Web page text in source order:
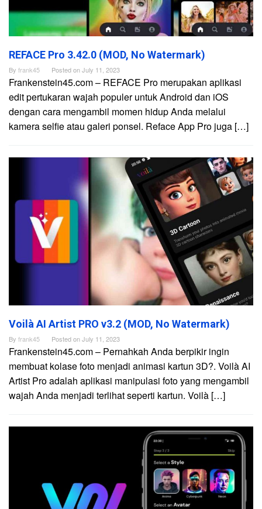
REFACE Pro 3.42.0 (MOD, No Watermark)
By frank45 Posted onJuly 11, 2023
Frankenstein45.com – REFACE Pro merupakan aplikasi
edit pertukaran wajah populer untuk Android dan iOS
dengan cara mengambil momen hidup Anda melalui
kamera selfie atau galeri ponsel. Reface App Pro juga […]
Voilà AI Artist PRO v3.2 (MOD, No Watermark)
By frank45 Posted onJuly 11, 2023
Frankenstein45.com – Pernahkah Anda berpikir ingin
membuat kolase foto menjadi animasi kartun 3D?. Voilà AI
Artist Pro adalah aplikasi manipulasi foto yang mengambil
wajah Anda menjadi terlihat seperti kartun. Voilà […]